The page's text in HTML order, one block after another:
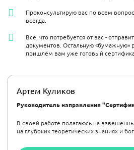
Артем Куликов
Руководитель направления
В своей работе полагаюсь на
на глубоких теоретических знаниях и
Проконсультирую вас по всем
всегда.
Все, что потребуется от вас -
документов. Остальную «бумажную»
пришлём вам уже готовый